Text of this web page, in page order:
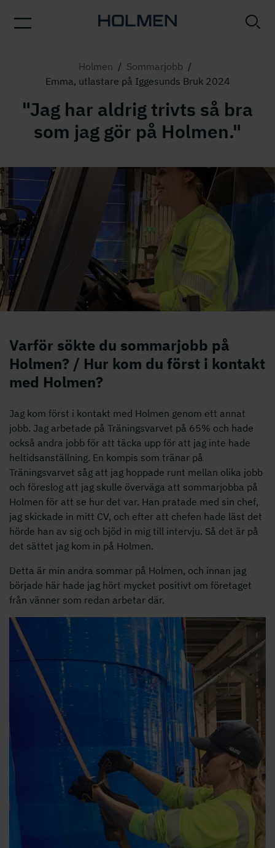
Holmen / Sommarjobb /
Emma, utlastare på Iggesunds Bruk 2024
"Jag har aldrig trivts så bra
som jag gör på Holmen."
Varför sökte du sommarjobb på
Holmen? / Hur kom du först i kontakt
med Holmen?
Jag kom först i kontakt med Holmen genom ett annat
jobb. Jag arbetade på Träningsvarvet på 65% och hade
också andra jobb för att täcka upp för att jag inte hade
heltidsanställning. En kompis som tränar på
Träningsvarvet såg att jag hoppade runt mellan olika jobb
och föreslog att jag skulle överväga att sommarjobba på
Holmen för att se hur det var. Han pratade med sin chef,
jag skickade in mitt CV, och efter att chefen hade läst det
hörde han av sig och bjöd in mig till intervju. Så det är på
det sättet jag kom in på Holmen.
Detta är min andra sommar på Holmen, och innan jag
började här hade jag hört mycket positivt om företaget
från vänner som redan arbetar där.